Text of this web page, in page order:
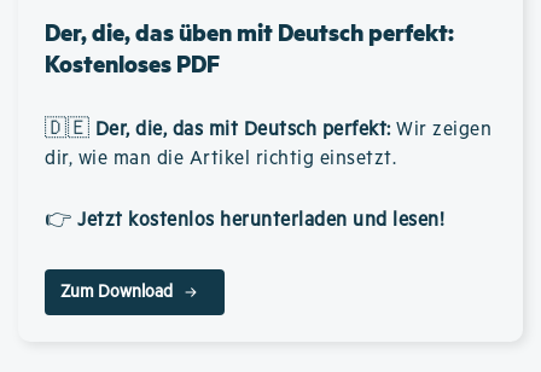
Der, die, das üben mit Deutsch perfekt:
Kostenloses PDF
🇩🇪 Der, die, das mit Deutsch perfekt: Wir zeigen
dir, wie man die Artikel richtig einsetzt.
👉 Jetzt kostenlos herunterladen und lesen!
Zum Download